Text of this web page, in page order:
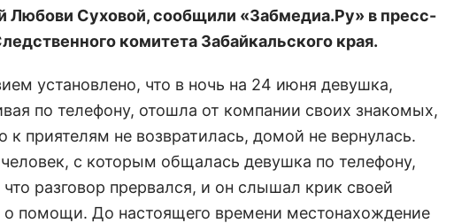
Любови Суховой, сообщили «Забмедиа.Ру» в пресс-
комитета Забайкальского края.
установлено, что в ночь на 24 июня девушка,
по телефону, отошла от компании своих знакомых,
к приятелям не возвратилась, домой не вернулась.
с которым общалась девушка по телефону,
разговор прервался, и он слышал крик своей
о помощи. До настоящего времени местонахождение